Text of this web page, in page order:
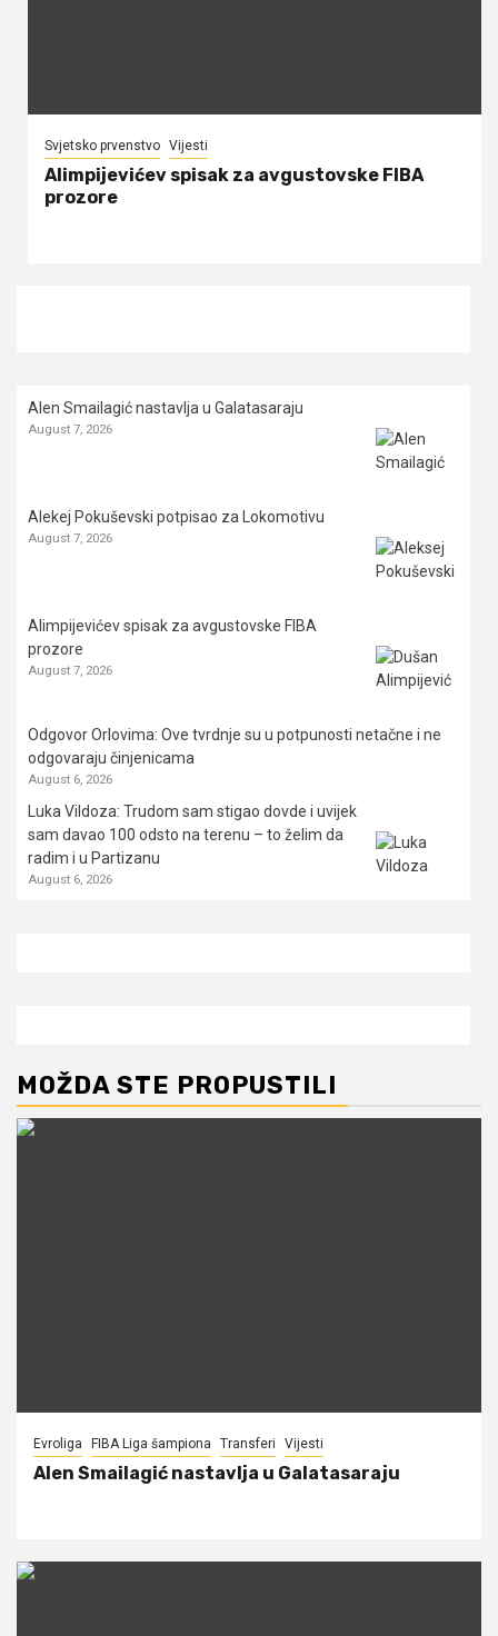
Svjetsko prvenstvo Vijesti
Alimpijevićev spisak za avgustovske FIBA
prozore
Alen Smailagić nastavlja u Galatasaraju
August 7, 2026
Alekej Pokuševski potpisao za Lokomotivu
August 7, 2026
Alimpijevićev spisak za avgustovske FIBA
prozore
August 7, 2026
Odgovor Orlovima: ​Ove tvrdnje su u potpunosti netačne i ne
odgovaraju činjenicama
August 6, 2026
Luka Vildoza: Trudom sam stigao dovde i uvijek
sam davao 100 odsto na terenu – to želim da
radim i u Partizanu
August 6, 2026
MOŽDA STE PROPUSTILI
Evroliga FIBA Liga šampiona Transferi Vijesti
Alen Smailagić nastavlja u Galatasaraju